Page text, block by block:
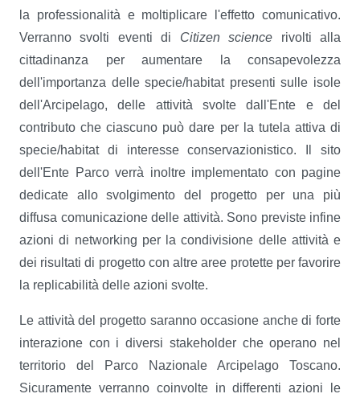
la professionalità e moltiplicare l'effetto comunicativo.
Verranno svolti eventi di Citizen science rivolti alla
cittadinanza per aumentare la consapevolezza
dell'importanza delle specie/habitat presenti sulle isole
dell'Arcipelago, delle attività svolte dall'Ente e del
contributo che ciascuno può dare per la tutela attiva di
specie/habitat di interesse conservazionistico. Il sito
dell'Ente Parco verrà inoltre implementato con pagine
dedicate allo svolgimento del progetto per una più
diffusa comunicazione delle attività. Sono previste infine
azioni di networking per la condivisione delle attività e
dei risultati di progetto con altre aree protette per favorire
la replicabilità delle azioni svolte.
Le attività del progetto saranno occasione anche di forte
interazione con i diversi stakeholder che operano nel
territorio del Parco Nazionale Arcipelago Toscano.
Sicuramente verranno coinvolte in differenti azioni le